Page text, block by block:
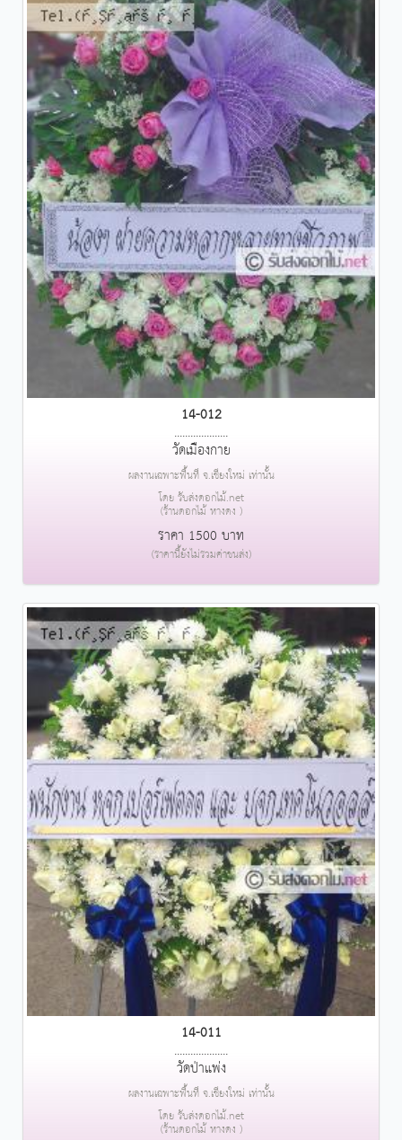
14-012
....................
วัดเมืองกาย
ผลงานเฉพาะพื้นที่ จ.เชียงใหม่ เท่านั้น
โดย รับส่งดอกไม้.net
(ร้านดอกไม้ หางดง )
ราคา 1500 บาท
(ราคานี้ยังไม่รวมค่าขนส่ง)
14-011
....................
วัดป่าแพ่ง
ผลงานเฉพาะพื้นที่ จ.เชียงใหม่ เท่านั้น
โดย รับส่งดอกไม้.net
(ร้านดอกไม้ หางดง )